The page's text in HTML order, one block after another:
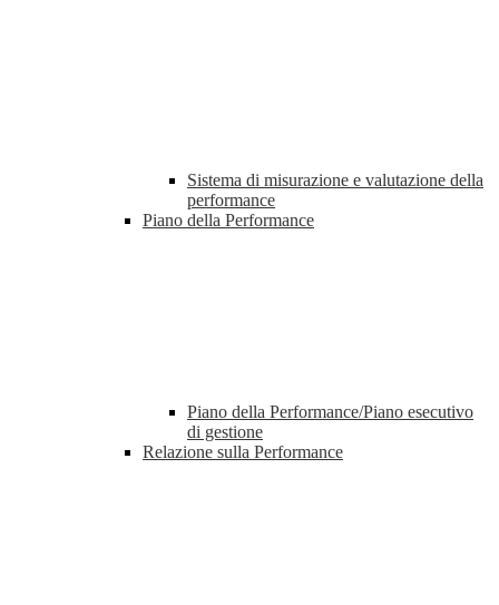
Sistema di misurazione e valutazione della
performance
Piano della Performance
Piano della Performance/Piano esecutivo
di gestione
Relazione sulla Performance